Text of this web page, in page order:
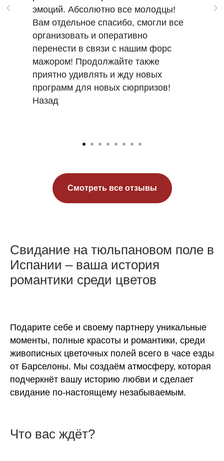
эмоций. Абсолютно все молодцы!
Вам отдельное спасибо, смогли все
организовать и оперативно
перенести в связи с нашим форс
мажором! Продолжайте также
приятно удивлять и жду новых
программ для новых сюрпризов!
Назад
Смотреть все отзывы
Свидание на тюльпановом поле в
Испании – ваша история
романтики среди цветов
Подарите себе и своему партнеру уникальные
моменты, полные красоты и романтики, среди
живописных цветочных полей всего в часе езды
от Барселоны. Мы создаём атмосферу, которая
подчеркнёт вашу историю любви и сделает
свидание по-настоящему незабываемым.
Что вас ждёт?